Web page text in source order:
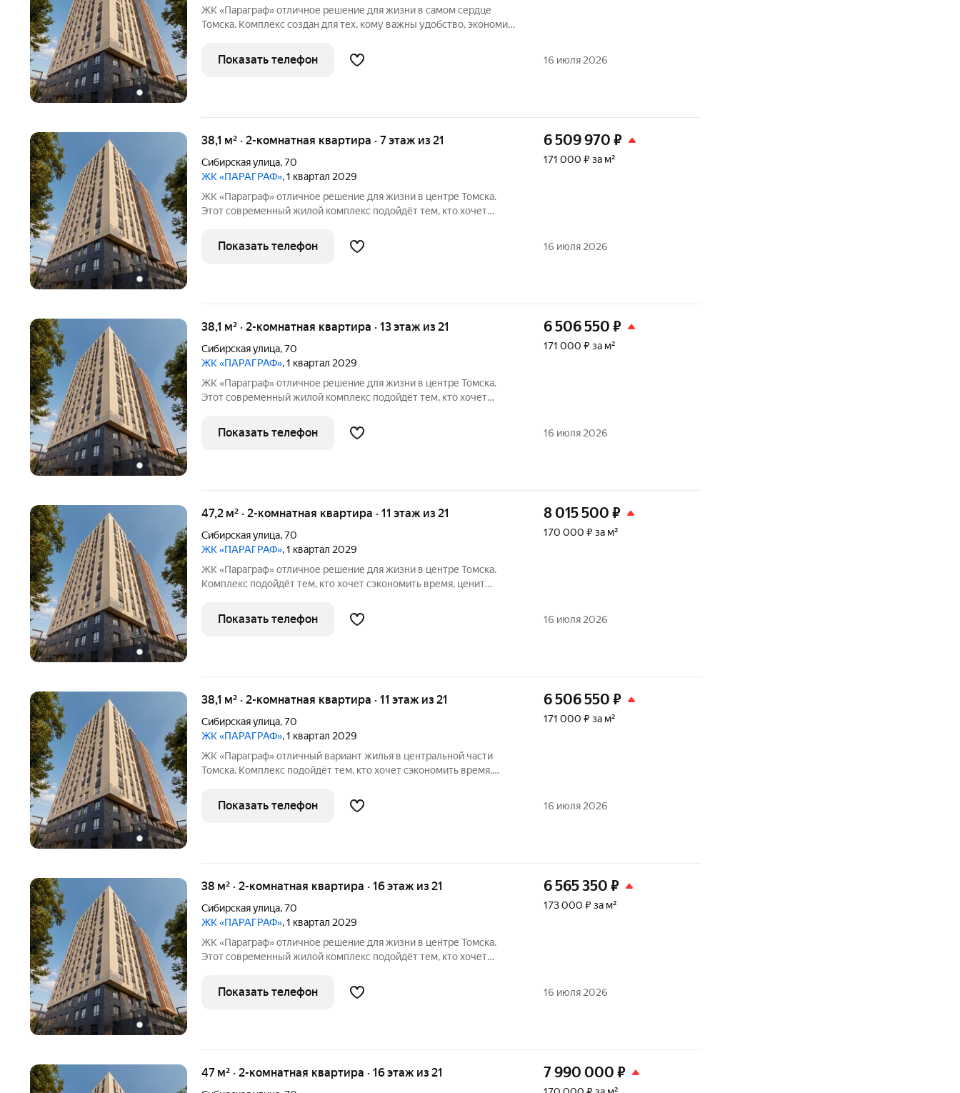
ЖК «Параграф» отличное решение для жизни в самом сердце
Томска. Комплекс создан для тех, кому важны удобство, экономия
быть в гуще городской жизни: рядом места работы и учёбы,
зелёные зоны и
Показать телефон 16 июля 2026
38,1 м² · 2-комнатная квартира · 7 этаж из 21
Сибирская улица,70
ЖК «ПАРАГРАФ», 1 квартал 2029
ЖК «Параграф» отличное решение для жизни в центре Томска.
Этот современный жилой комплекс подойдёт тем, кто хочет
решения. Расположение комплекса позволит вам быть в гуще
городской жизни:
6 509 970 ₽
171 000 ₽ за м²
Показать телефон 16 июля 2026
38,1 м² · 2-комнатная квартира · 13 этаж из 21
Сибирская улица,70
ЖК «ПАРАГРАФ», 1 квартал 2029
ЖК «Параграф» отличное решение для жизни в центре Томска.
Этот современный жилой комплекс подойдёт тем, кто хочет
решения. Расположение одно из главных преимуществ: рядом
находятся места
6 506 550 ₽
171 000 ₽ за м²
Показать телефон 16 июля 2026
47,2 м² · 2-комнатная квартира · 11 этаж из 21
Сибирская улица,70
ЖК «ПАРАГРАФ», 1 квартал 2029
ЖК «Параграф» отличное решение для жизни в центре Томска.
Комплекс подойдёт тем, кто хочет сэкономить время, ценит
одно из главных преимуществ: рядом находятся места работы и
учёбы, парки и
8 015 500 ₽
170 000 ₽ за м²
Показать телефон 16 июля 2026
38,1 м² · 2-комнатная квартира · 11 этаж из 21
Сибирская улица,70
ЖК «ПАРАГРАФ», 1 квартал 2029
ЖК «Параграф» отличный вариант жилья в центральной части
Томска. Комплекс подойдёт тем, кто хочет сэкономить время,
Расположение одно из главных преимуществ: рядом находятся
места работы и учёбы,
6 506 550 ₽
171 000 ₽ за м²
Показать телефон 16 июля 2026
38 м² · 2-комнатная квартира · 16 этаж из 21
Сибирская улица,70
ЖК «ПАРАГРАФ», 1 квартал 2029
ЖК «Параграф» отличное решение для жизни в центре Томска.
Этот современный жилой комплекс подойдёт тем, кто хочет
решения. Расположение одно из главных преимуществ: рядом
находятся места
6 565 350 ₽
173 000 ₽ за м²
Показать телефон 16 июля 2026
47 м² · 2-комнатная квартира · 16 этаж из 21 7 990 000 ₽